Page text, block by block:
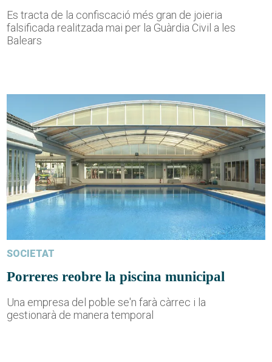
Es tracta de la confiscació més gran de joieria
falsificada realitzada mai per la Guàrdia Civil a les
Balears
SOCIETAT
Porreres reobre la piscina municipal
Una empresa del poble se'n farà càrrec i la
gestionarà de manera temporal